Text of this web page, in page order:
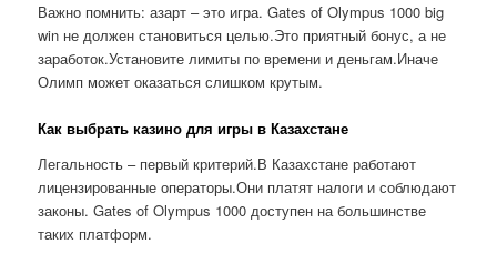
Важно помнить: азарт – это игра. Gates of Olympus 1000 big
win не должен становиться целью.Это приятный бонус, а не
заработок.Установите лимиты по времени и деньгам.Иначе
Олимп может оказаться слишком крутым.
Как выбрать казино для игры в Казахстане
Легальность – первый критерий.В Казахстане работают
лицензированные операторы.Они платят налоги и соблюдают
законы. Gates of Olympus 1000 доступен на большинстве
таких платформ.